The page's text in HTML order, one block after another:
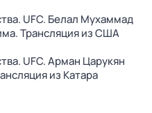
UFC. Белал Мухаммад
Трансляция из США
UFC. Арман Царукян
из Катара